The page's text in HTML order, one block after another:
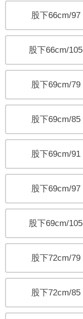
股下66cm/97
股下66cm/105
股下69cm/79
股下69cm/85
股下69cm/91
股下69cm/97
股下69cm/105
股下72cm/79
股下72cm/85